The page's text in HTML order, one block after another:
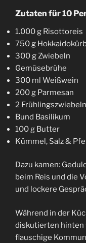
Zutaten für 10
1.000 g Risottoreis
750 g
300 g Zwiebeln
Gemüsebrühe
300 ml Weißwein
200 g Parmesan
2 Frühlingszwiebeln
Bund Basilikum
100 g Butter
Kümmel, Salz &
Dazu kamen:
beim Reis und die
und lockere
Während in der
diskutierten hinten
flauschige